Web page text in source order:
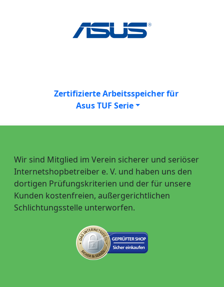
Zertifizierte Arbeitsspeicher für
Asus TUF Serie
Wir sind Mitglied im Verein sicherer und seriöser
Internetshopbetreiber e. V. und haben uns den
dortigen Prüfungskriterien und der für unsere
Kunden kostenfreien, außergerichtlichen
Schlichtungsstelle unterworfen.